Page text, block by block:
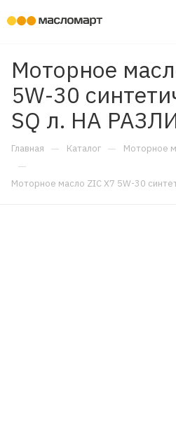
Моторное
5W-30
SQ л. НА
Главная — Каталог — Моторное
—
Моторное масло ZIC X7 5W-30